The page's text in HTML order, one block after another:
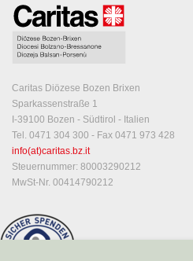
Caritas Diözese Bozen Brixen
Sparkassenstraße 1
I-39100 Bozen - Südtirol - Italien
Tel. 0471 304 300 - Fax 0471 973 428
info(at)caritas.bz.it
Steuernummer: 80003290212
MwSt-Nr. 00414790212